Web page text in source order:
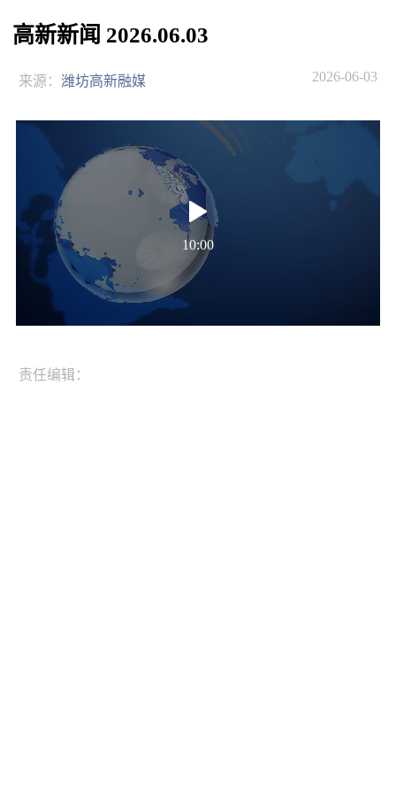
高新新闻 2026.06.03
来源： 潍坊高新融媒 2026-06-03
10:00
责任编辑：